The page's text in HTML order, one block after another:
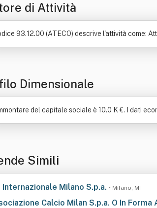
di Attività
93.12.00 (ATECO) descrive l'attività come:
Dimensionale
del capitale sociale è 10.0 K €. I dati
Simili
Internazionale Milano S.p.a. • Milano, MI
Calcio Milan S.p.a. O In